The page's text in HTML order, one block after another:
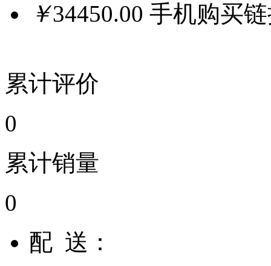
￥34450.00 手机购买
累计评价
0
累计销量
0
配 送：